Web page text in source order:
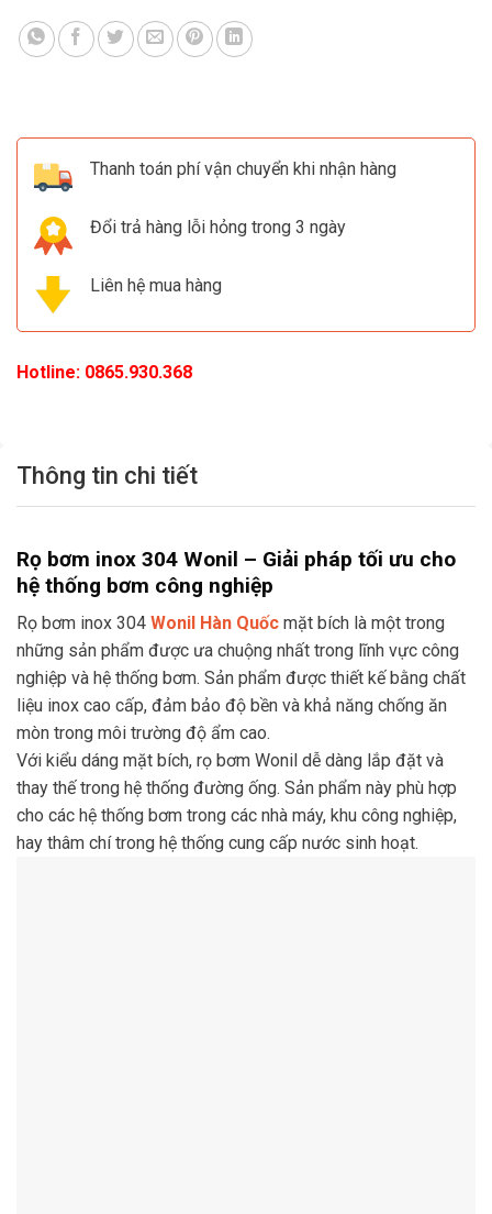
Thanh toán phí vận chuyển khi nhận hàng
Đổi trả hàng lỗi hỏng trong 3 ngày
Liên hệ mua hàng
Hotline: 0865.930.368
Thông tin chi tiết
Rọ bơm inox 304 Wonil – Giải pháp tối ưu cho
hệ thống bơm công nghiệp
Rọ bơm inox 304 Wonil Hàn Quốc mặt bích là một trong
những sản phẩm được ưa chuộng nhất trong lĩnh vực công
nghiệp và hệ thống bơm. Sản phẩm được thiết kế bằng chất
liệu inox cao cấp, đảm bảo độ bền và khả năng chống ăn
mòn trong môi trường độ ẩm cao.
Với kiểu dáng mặt bích, rọ bơm Wonil dễ dàng lắp đặt và
thay thế trong hệ thống đường ống. Sản phẩm này phù hợp
cho các hệ thống bơm trong các nhà máy, khu công nghiệp,
hay thâm chí trong hệ thống cung cấp nước sinh hoạt.